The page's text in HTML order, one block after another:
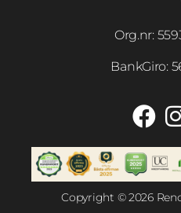
Org.nr:
BankGiro:
Copyright © 2026